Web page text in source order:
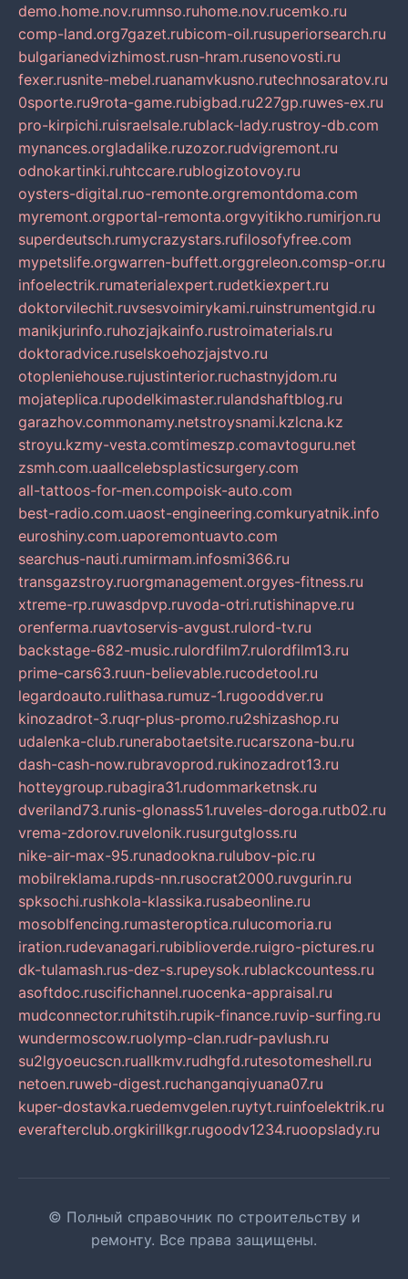
demo.home.nov.rumnso.ruhome.nov.rucemko.ru
comp-land.org7gazet.rubicom-oil.rusuperiorsearch.ru
bulgarianedvizhimost.rusn-hram.rusenovosti.ru
fexer.rusnite-mebel.ruanamvkusno.rutechnosaratov.ru
0sporte.ru9rota-game.rubigbad.ru227gp.ruwes-ex.ru
pro-kirpichi.ruisraelsale.rublack-lady.rustroy-db.com
mynances.orgladalike.ruzozor.rudvigremont.ru
odnokartinki.ruhtccare.rublogizotovoy.ru
oysters-digital.ruo-remonte.orgremontdoma.com
myremont.orgportal-remonta.orgvyitikho.rumirjon.ru
superdeutsch.rumycrazystars.rufilosofyfree.com
mypetslife.orgwarren-buffett.orggreleon.comsp-or.ru
infoelectrik.rumaterialexpert.rudetkiexpert.ru
doktorvilechit.ruvsesvoimirykami.ruinstrumentgid.ru
manikjurinfo.ruhozjajkainfo.rustroimaterials.ru
doktoradvice.ruselskoehozjajstvo.ru
otopleniehouse.rujustinterior.ruchastnyjdom.ru
mojateplica.rupodelkimaster.rulandshaftblog.ru
garazhov.commonamy.netstroysnami.kzlcna.kz
stroyu.kzmy-vesta.comtimeszp.comavtoguru.net
zsmh.com.uaallcelebsplasticsurgery.com
all-tattoos-for-men.compoisk-auto.com
best-radio.com.uaost-engineering.comkuryatnik.info
euroshiny.com.uaporemontuavto.com
searchus-nauti.rumirmam.infosmi366.ru
transgazstroy.ruorgmanagement.orgyes-fitness.ru
xtreme-rp.ruwasdpvp.ruvoda-otri.rutishinapve.ru
orenferma.ruavtoservis-avgust.rulord-tv.ru
backstage-682-music.rulordfilm7.rulordfilm13.ru
prime-cars63.ruun-believable.rucodetool.ru
legardoauto.rulithasa.rumuz-1.rugooddver.ru
kinozadrot-3.ruqr-plus-promo.ru2shizashop.ru
udalenka-club.runerabotaetsite.rucarszona-bu.ru
dash-cash-now.rubravoprod.rukinozadrot13.ru
hotteygroup.rubagira31.rudommarketnsk.ru
dveriland73.runis-glonass51.ruveles-doroga.rutb02.ru
vrema-zdorov.ruvelonik.rusurgutgloss.ru
nike-air-max-95.runadookna.rulubov-pic.ru
mobilreklama.rupds-nn.rusocrat2000.ruvgurin.ru
spksochi.rushkola-klassika.rusabeonline.ru
mosoblfencing.rumasteroptica.rulucomoria.ru
iration.rudevanagari.rubiblioverde.ruigro-pictures.ru
dk-tulamash.rus-dez-s.rupeysok.rublackcountess.ru
asoftdoc.ruscifichannel.ruocenka-appraisal.ru
mudconnector.ruhitstih.rupik-finance.ruvip-surfing.ru
wundermoscow.ruolymp-clan.rudr-pavlush.ru
su2lgyoeucscn.ruallkmv.rudhgfd.rutesotomeshell.ru
netoen.ruweb-digest.ruchanganqiyuana07.ru
kuper-dostavka.ruedemvgelen.ruytyt.ruinfoelektrik.ru
everafterclub.orgkirillkgr.rugoodv1234.ruoopslady.ru
© Полный справочник по строительству и
ремонту. Все права защищены.